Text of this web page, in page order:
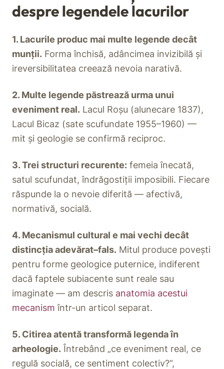
despre legendele lacurilor
1. Lacurile produc mai multe legende decât
munții. Forma închisă, adâncimea invizibilă și
ireversibilitatea creează nevoia narativă.
2. Multe legende păstrează urma unui
eveniment real. Lacul Roșu (alunecare 1837),
Lacul Bicaz (sate scufundate 1955–1960) —
mit și geologie se confirmă reciproc.
3. Trei structuri recurente: femeia înecată,
satul scufundat, îndrăgostiții imposibili. Fiecare
răspunde la o nevoie diferită — afectivă,
normativă, socială.
4. Mecanismul cultural e mai vechi decât
distincția adevărat–fals. Mitul produce povești
pentru forme geologice puternice, indiferent
dacă faptele subiacente sunt reale sau
imaginate — am descris anatomia acestui
mecanism într-un articol separat.
5. Citirea atentă transformă legenda în
arheologie. Întrebând „ce eveniment real, ce
regulă socială, ce sentiment colectiv?”,